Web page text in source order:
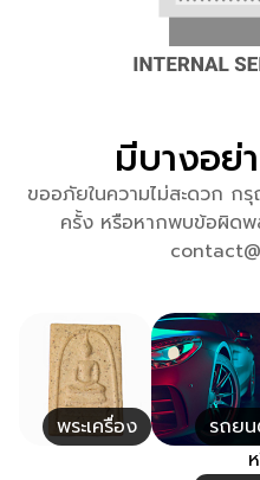
มีบางอย่
ขออภัยในความไม่สะดวก
ครั้ง หรือหากพบข้อผิดพ
พระเครื่อง รถย